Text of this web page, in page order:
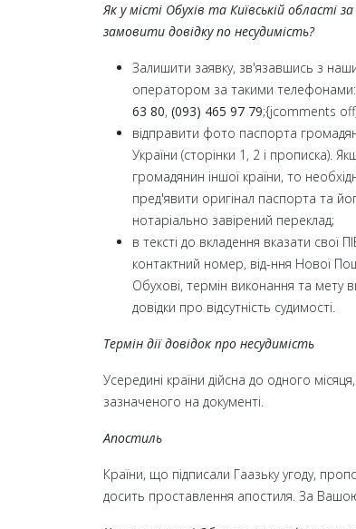
Як у місті Обухів та Київській області
замовити довідку по несудимість?
Залишити заявку, зв'язавшись з
оператором за такими телефонами:
63 80, (093) 465 97 79;{jcomments
відправити фото паспорта
України (сторінки 1, 2 і прописка).
громадянин іншої країни, то
пред'явити оригінал паспорта та
нотаріально завірений переклад;
в тексті до вкладення вказати свої
контактний номер, від-ння Нової
Обухові, термін виконання та мету
довідки про відсутність судимості.
Термін дії довідок про несудимість
Усередині країни дійсна до одного
зазначеного на документі.
Апостиль
Країни, що підписали Гаазьку угоду,
досить проставлення апостиля. За